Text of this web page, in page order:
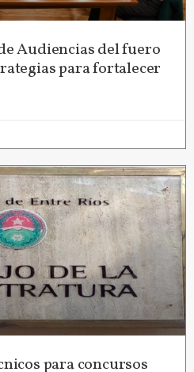
Audiencias del fuero
para fortalecer
para concursos